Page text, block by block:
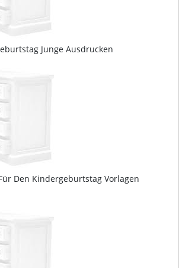
Junge Ausdrucken
Den Kindergeburtstag Vorlagen